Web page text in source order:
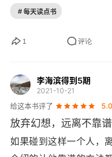
致谢
VitalSmarts公司简介
流程。这本书里体现出
作，面对不确定的事情
把混沌的现实一点点地
# 每天读点书
1 评论
李海滨得到5期
2021-10-21
给这本书评了
5.0
放弃幻想，远离不靠谱
如果碰到这样一个人，